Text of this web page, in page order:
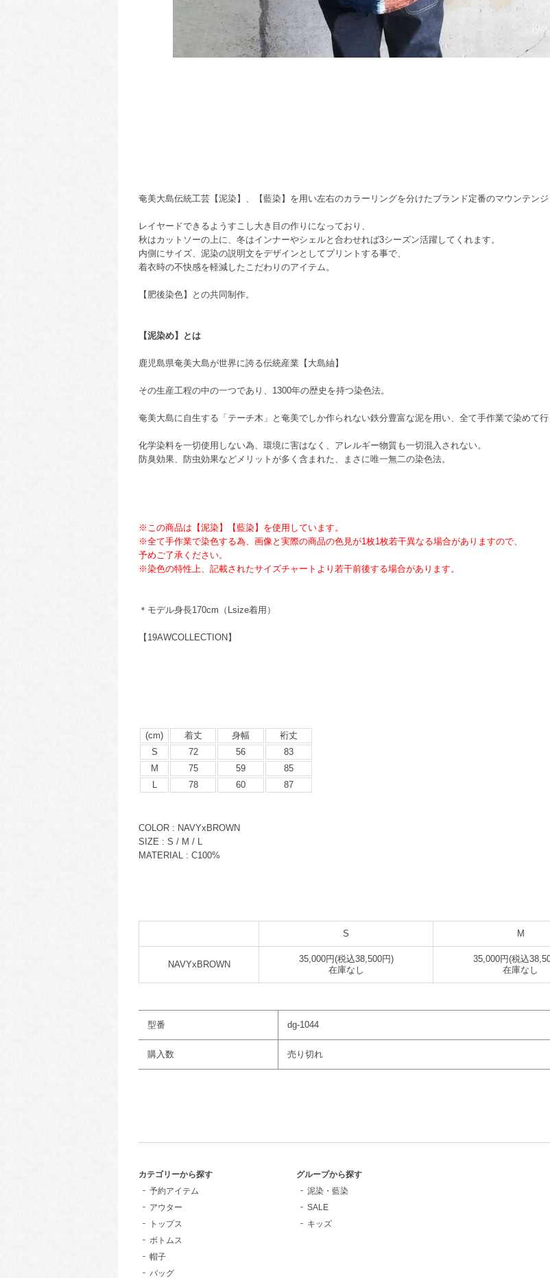
奄美大島伝統工芸【泥染】、【藍染】を用い左右のカラーリングを分けたブランド定番のマウンテンジ
レイヤードできるようすこし大き目の作りになっており、
秋はカットソーの上に、冬はインナーやシェルと合わせれば3シーズン活躍してくれます。
内側にサイズ、泥染の説明文をデザインとしてプリントする事で、
着衣時の不快感を軽減したこだわりのアイテム。
【肥後染色】との共同制作。
【泥染め】とは
鹿児島県奄美大島が世界に誇る伝統産業【大島紬】
その生産工程の中の一つであり、1300年の歴史を持つ染色法。
奄美大島に自生する「テーチ木」と奄美でしか作られない鉄分豊富な泥を用い、全て手作業で染めて行
化学染料を一切使用しない為、環境に害はなく、アレルギー物質も一切混入されない。
防臭効果、防虫効果などメリットが多く含まれた、まさに唯一無二の染色法。
※この商品は【泥染】【藍染】を使用しています。
※全て手作業で染色する為、画像と実際の商品の色見が1枚1枚若干異なる場合がありますので、
予めご了承ください。
※染色の特性上、記載されたサイズチャートより若干前後する場合があります。
＊モデル身長170cm（Lsize着用）
【19AWCOLLECTION】
(cm) 着丈 身幅
裄丈
S
72 56
83
M
75 59
85
L
78 60 87
COLOR : NAVYxBROWN
SIZE : S / M / L
MATERIAL : C100%
S M
NAVYxBROWN
35,000円(税込38,500円)
在庫なし
35,000円(税込
在庫なし
型番 dg-1044
購入数 売り切れ
カテゴリーから探す
予約アイテム
アウター
トップス
ボトムス
帽子
バッグ
グループから探す
泥染・藍染
SALE
キッズ